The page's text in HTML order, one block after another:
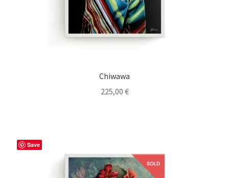
Chiwawa
225,00 €
Save